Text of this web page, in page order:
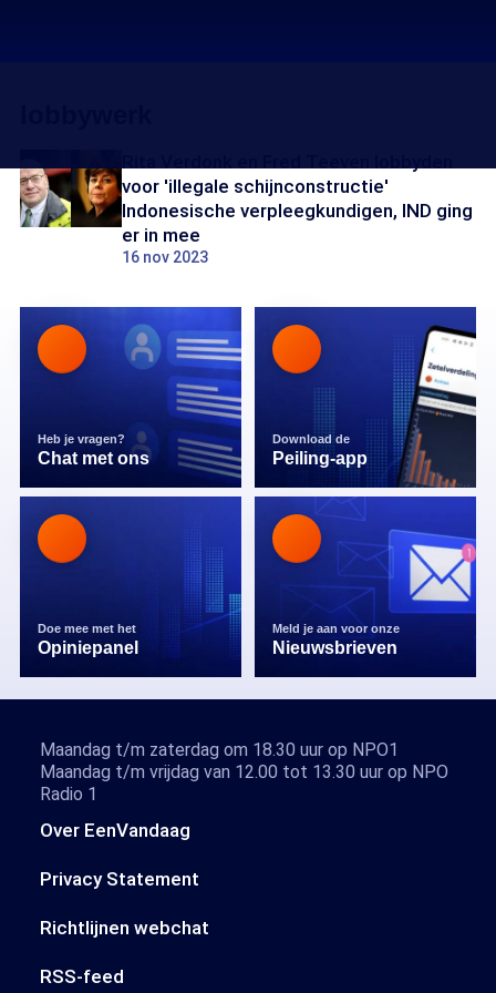
voor 'illegale schijnconstructie'
Indonesische verpleegkundigen, IND ging
er in mee
16 nov 2023
Heb je vragen?
Chat met ons
Download de
Peiling-app
Doe mee met het
Opiniepanel
Meld je aan voor onze
Nieuwsbrieven
Over EenVandaag
Privacy Statement
Richtlijnen webchat
RSS-feed
Maandag t/m zaterdag om 18.30 uur op NPO1
Maandag t/m vrijdag van 12.00 tot 13.30 uur op NPO
Radio 1